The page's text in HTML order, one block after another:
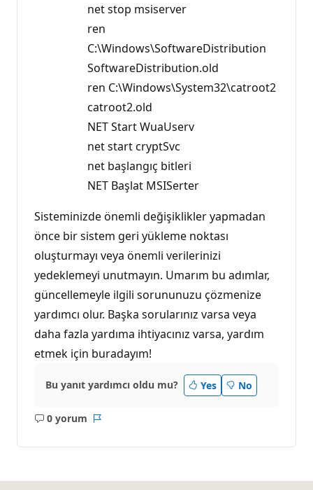
net stop msiserver
ren
C:\Windows\SoftwareDistribution
SoftwareDistribution.old
ren C:\Windows\System32\catroot2
catroot2.old
NET Start WuaUserv
net start cryptSvc
net başlangıç bitleri
NET Başlat MSISerter
Sisteminizde önemli değişiklikler yapmadan
önce bir sistem geri yükleme noktası
oluşturmayı veya önemli verilerinizi
yedeklemeyi unutmayın. Umarım bu adımlar,
güncellemeyle ilgili sorununuzu çözmenize
yardımcı olur. Başka sorularınız varsa veya
daha fazla yardıma ihtiyacınız varsa, yardım
etmek için buradayım!
Bu yanıt yardımcı oldu mu? Yes No
0 yorum
Açıklama